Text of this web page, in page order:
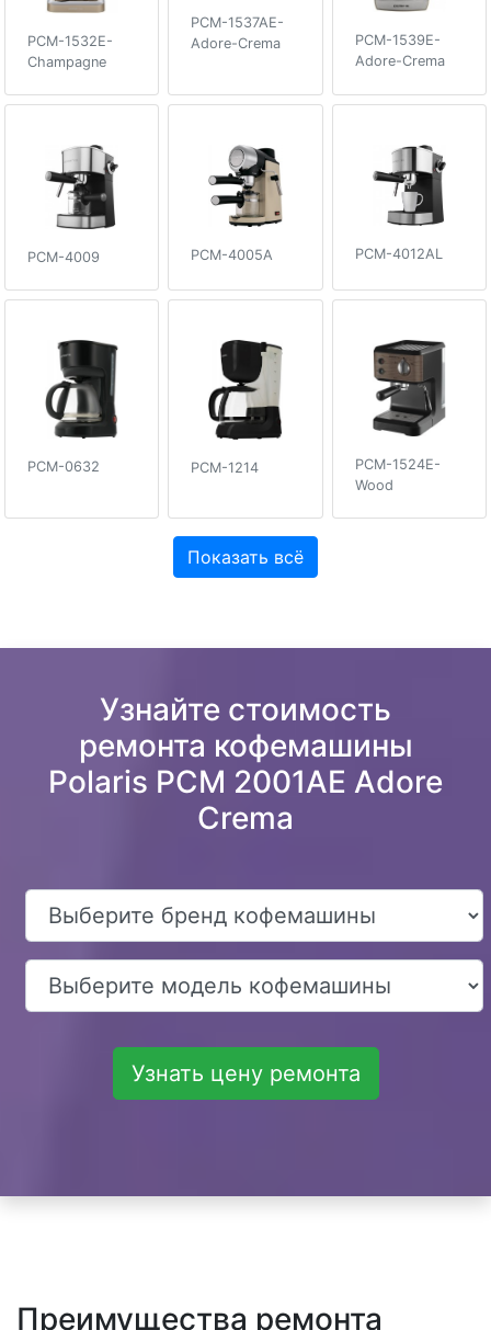
PCM-1532E-
Champagne
PCM-1537AE-
Adore-Crema
PCM-1539E-
Adore-Crema
PCM-4009 PCM-4005A PCM-4012AL
PCM-0632 PCM-1214
PCM-1524E-
Wood
Показать всё
Узнайте стоимость
ремонта кофемашины
Polaris PCM 2001AE Adore
Crema
Узнать цену ремонта
Преимущества ремонта